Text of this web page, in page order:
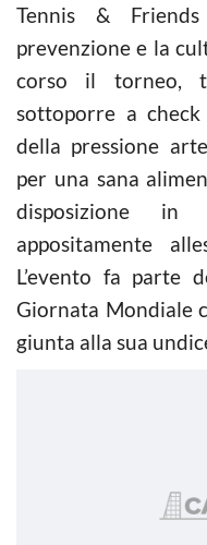
Tennis &
prevenzione e la
corso il torneo,
sottoporre a
della pressione
per una sana
disposizione in
appositamente
L’evento fa parte
Giornata Mondiale
giunta alla sua